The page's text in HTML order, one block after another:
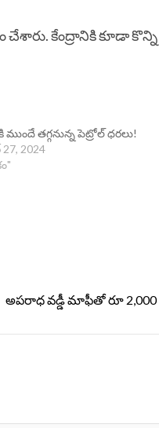
చేశారు. కేంద్రానికి కూడా
తగ్గనున్న పెట్రోల్ ధరలు!
27, 2024
అప‌రాధ వ‌డ్డీ మాఫీతో రూ 2,000